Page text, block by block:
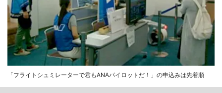
「フライトシュミレーターで君もANAパイロットだ！」の申込みは先着順